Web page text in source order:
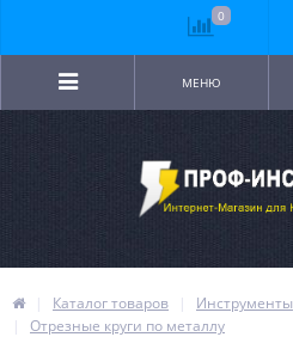
МЕНЮ
Каталог товаров Инструменты
Отрезные круги по металлу
0